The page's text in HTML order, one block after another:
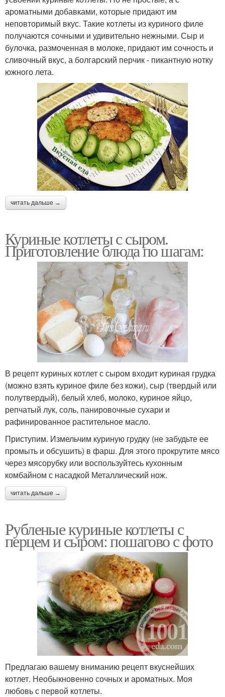
ароматными добавками, которые придают им
неповторимый вкус. Такие котлеты из куриного филе
получаются сочными и удивительно нежными. Сыр и
булочка, размоченная в молоке, придают им сочность и
сливочный вкус, а болгарский перчик - пикантную нотку
южного лета.
читать дальше →
Куриные котлеты с сыром.
Приготовление блюда по шагам:
В рецепт куриных котлет с сыром входит куриная грудка
(можно взять куриное филе без кожи), сыр (твердый или
полутвердый), белый хлеб, молоко, куриное яйцо,
репчатый лук, соль, панировочные сухари и
рафинированное растительное масло.
Приступим. Измельчим куриную грудку (не забудьте ее
промыть и обсушить) в фарш. Для этого прокрутите мясо
через мясорубку или воспользуйтесь кухонным
комбайном с насадкой Металлический нож.
читать дальше →
Рубленые куриные котлеты с
перцем и сыром: пошагово с фото
Предлагаю вашему вниманию рецепт вкуснейших
котлет. Необыкновенно сочных и ароматных. Моя
любовь с первой котлеты.